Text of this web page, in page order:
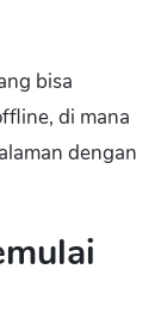
bisa
di mana
dengan